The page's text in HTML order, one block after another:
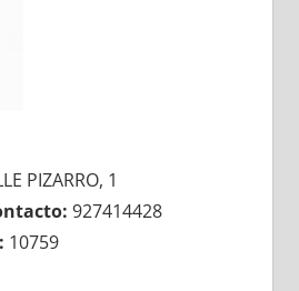
PIZARRO, 1
927414428
10759